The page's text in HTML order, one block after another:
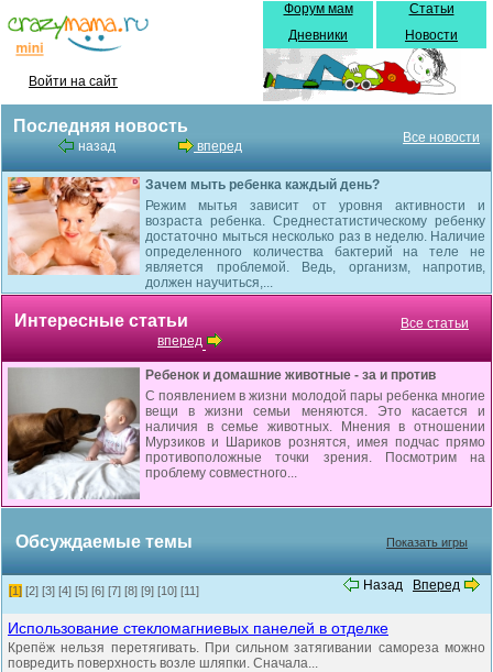
Войти на сайт
Форум мам
Дневники
Статьи
Новости
Последняя новость
назад вперед
Все новости
Зачем мыть ребенка каждый день?
Режим мытья зависит от уровня активности и
возраста ребенка. Среднестатистическому ребенку
достаточно мыться несколько раз в неделю. Наличие
определенного количества бактерий на теле не
является проблемой. Ведь, организм, напротив,
должен научиться,...
Интересные статьи
вперед
Все статьи
Ребенок и домашние животные - за и против
С появлением в жизни молодой пары ребенка многие
вещи в жизни семьи меняются. Это касается и
наличия в семье животных. Мнения в отношении
Мурзиков и Шариков рознятся, имея подчас прямо
противоположные точки зрения. Посмотрим на
проблему совместного...
Обсуждаемые темы Показать игры
Назад Вперед
[1] [2] [3] [4] [5] [6] [7] [8] [9] [10] [11]
Использование стекломагниевых панелей в отделке
Крепёж нельзя перетягивать. При сильном затягивании самореза можно
повредить поверхность возле шляпки. Сначала...